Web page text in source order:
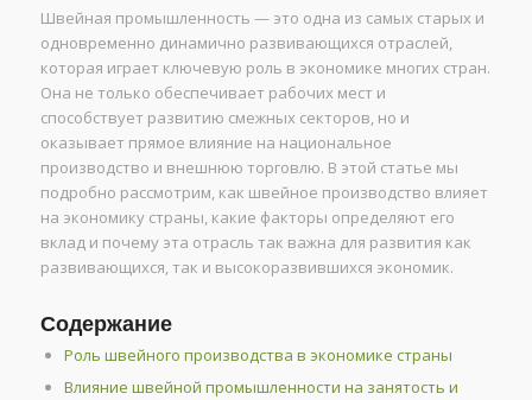
Швейная промышленность — это одна из самых старых и
одновременно динамично развивающихся отраслей,
которая играет ключевую роль в экономике многих стран.
Она не только обеспечивает рабочих мест и
способствует развитию смежных секторов, но и
оказывает прямое влияние на национальное
производство и внешнюю торговлю. В этой статье мы
подробно рассмотрим, как швейное производство влияет
на экономику страны, какие факторы определяют его
вклад и почему эта отрасль так важна для развития как
развивающихся, так и высокоразвившихся экономик.
Содержание
Роль швейного производства в экономике страны
Влияние швейной промышленности на занятость и